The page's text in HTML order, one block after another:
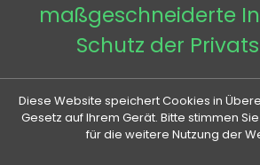
Veneti CZ
maßgeschneiderte
Schutz der
Diese Website speichert Cookies in
Gesetz auf Ihrem Gerät. Bitte stimmen
für die weitere Nutzung der